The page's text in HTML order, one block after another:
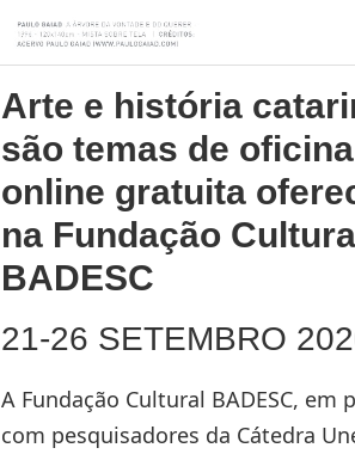
Arte e história
são temas de oficina
online gratuita
na Fundação
BADESC
21-26 SETEMBRO
A Fundação Cultural BADESC, em
com pesquisadores da Cátedra